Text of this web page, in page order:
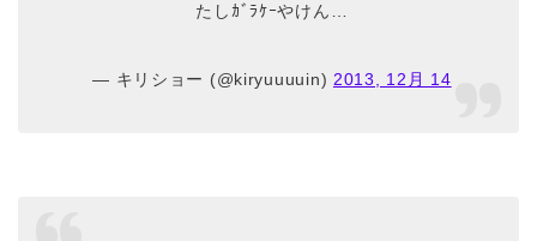
たしｶﾞﾗｹｰやけん…
— キリショー (@kiryuuuuin) 2013, 12月 14